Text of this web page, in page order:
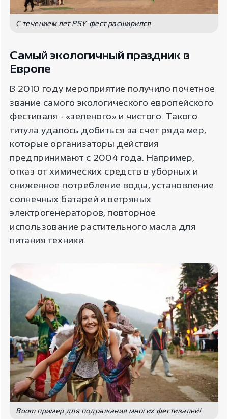
С течением лет PSY-фест расширился.
Самый экологичный праздник в
Европе
В 2010 году мероприятие получило почетное
звание самого экологического европейского
фестиваля - «зеленого» и чистого. Такого
титула удалось добиться за счет ряда мер,
которые организаторы действия
предпринимают с 2004 года. Например,
отказ от химических средств в уборных и
сниженное потребление воды, установление
солнечных батарей и ветряных
электрогенераторов, повторное
использование растительного масла для
питания техники.
Boom пример для подражания многих фестивалей!